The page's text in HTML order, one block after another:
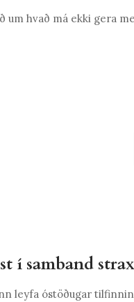
um hvað má ekki gera
í samband strax
leyfa óstöðugar